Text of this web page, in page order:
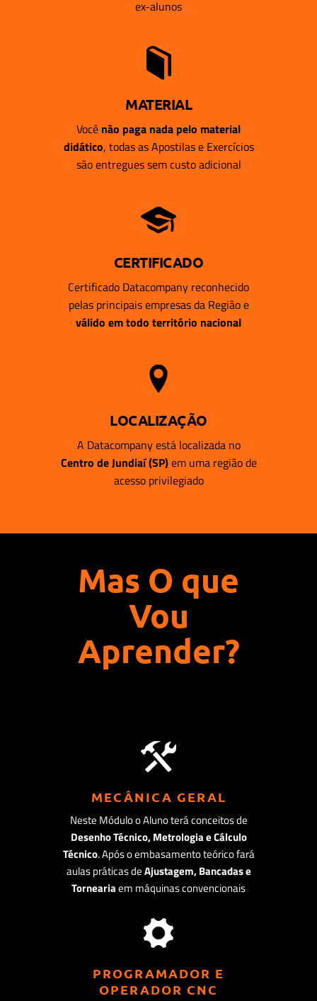
ex-alunos
MATERIAL
Você não paga nada pelo material
didático, todas as Apostilas e Exercícios
são entregues sem custo adicional
CERTIFICADO
Certificado Datacompany reconhecido
pelas principais empresas da Região e
válido em todo território nacional
LOCALIZAÇÃO
A Datacompany está localizada no
Centro de Jundiaí (SP)em uma região de
acesso privilegiado
Mas O que
Vou
Aprender?
MECÂNICA GERAL
Neste Módulo o Aluno terá conceitos de
Desenho Técnico, Metrologia e Cálculo
Técnico. Após o embasamento teórico fará
aulas práticas deAjustagem, Bancadas e
Torneariaem máquinas convencionais
PROGRAMADOR E
OPERADOR CNC